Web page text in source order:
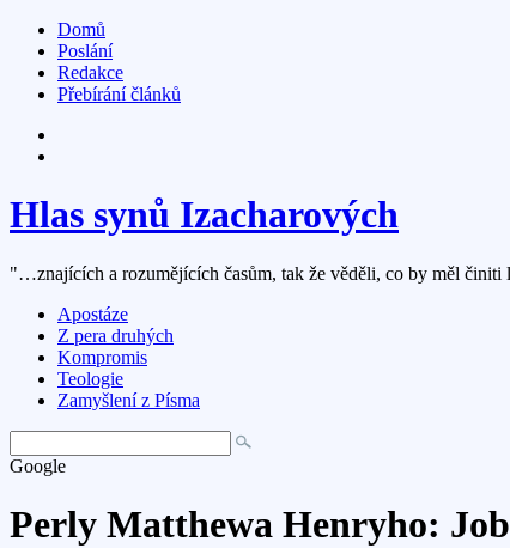
Domů
Poslání
Redakce
Přebírání článků
Hlas synů Izacharových
"…znajících a rozumějících časům, tak že věděli, co by měl
Apostáze
Z pera druhých
Kompromis
Teologie
Zamyšlení z Písma
Google
Perly Matthewa Henryho: